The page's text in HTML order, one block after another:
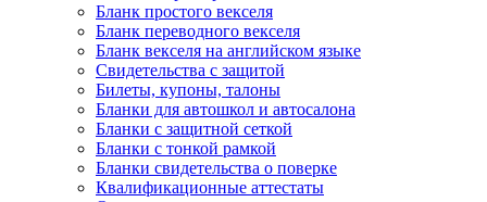
Бланк простого векселя
Бланк переводного векселя
Бланк векселя на английском языке
Свидетельства с защитой
Билеты, купоны, талоны
Бланки для автошкол и автосалона
Бланки с защитной сеткой
Бланки с тонкой рамкой
Бланки свидетельства о поверке
Квалификационные аттестаты